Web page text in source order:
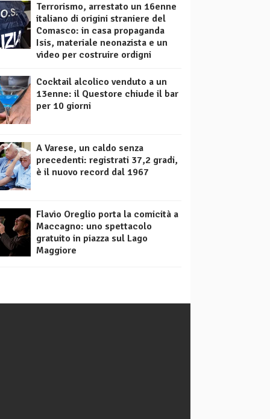
Terrorismo, arrestato un 16enne
italiano di origini straniere del
Comasco: in casa propaganda
Isis, materiale neonazista e un
video per costruire ordigni
Cocktail alcolico venduto a un
13enne: il Questore chiude il bar
per 10 giorni
A Varese, un caldo senza
precedenti: registrati 37,2 gradi,
è il nuovo record dal 1967
Flavio Oreglio porta la comicità a
Maccagno: uno spettacolo
gratuito in piazza sul Lago
Maggiore